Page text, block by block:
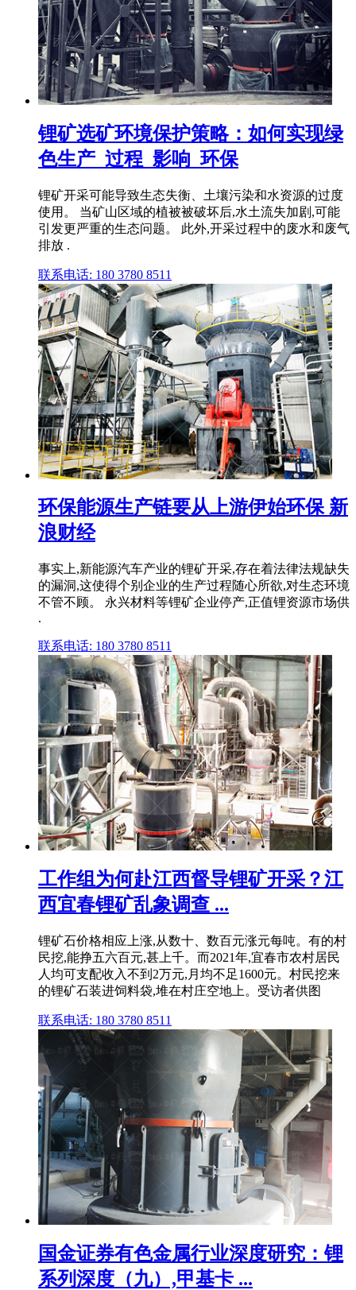
锂矿选矿环境保护策略：如何实现绿
色生产_过程_影响_环保
锂矿开采可能导致生态失衡、土壤污染和水资源的过度
使用。 当矿山区域的植被被破坏后,水土流失加剧,可能
引发更严重的生态问题。 此外,开采过程中的废水和废气
排放 .
联系电话: 180 3780 8511
环保能源生产链要从上游伊始环保 新
浪财经
事实上,新能源汽车产业的锂矿开采,存在着法律法规缺失
的漏洞,这使得个别企业的生产过程随心所欲,对生态环境
不管不顾。 永兴材料等锂矿企业停产,正值锂资源市场供
.
联系电话: 180 3780 8511
工作组为何赴江西督导锂矿开采？江
西宜春锂矿乱象调查 ...
锂矿石价格相应上涨,从数十、数百元涨元每吨。有的村
民挖,能挣五六百元,甚上千。而2021年,宜春市农村居民
人均可支配收入不到2万元,月均不足1600元。村民挖来
的锂矿石装进饲料袋,堆在村庄空地上。受访者供图
联系电话: 180 3780 8511
国金证券有色金属行业深度研究：锂
系列深度（九）,甲基卡 ...